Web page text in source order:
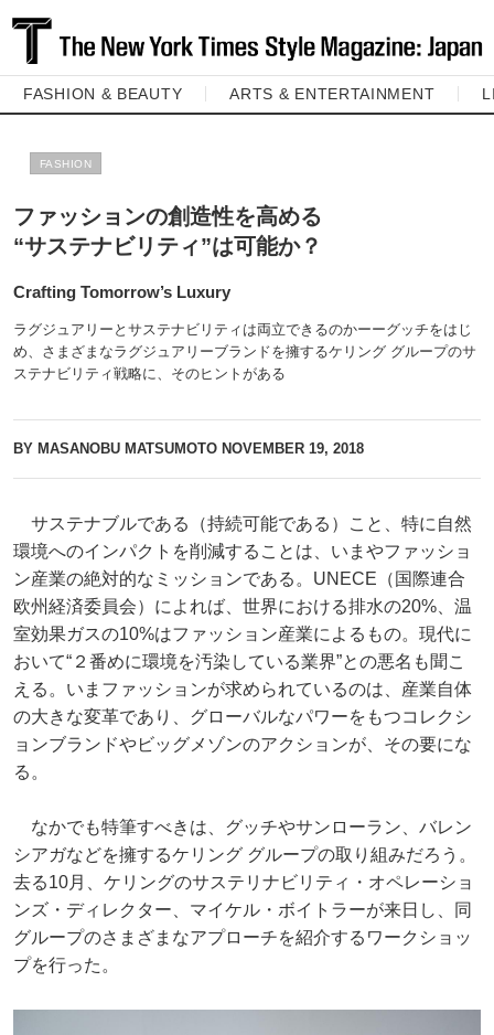
FASHION & BEAUTY ARTS & ENTERTAINMENT
FASHION
ファッションの創造性を高める
“サステナビリティ”は可能か？
Crafting Tomorrow’s Luxury
ラグジュアリーとサステナビリティは両立できるのかーーグッチをはじ
め、さまざまなラグジュアリーブランドを擁するケリング グループのサ
ステナビリティ戦略に、そのヒントがある
BY MASANOBU MATSUMOTO NOVEMBER 19, 2018
サステナブルである（持続可能である）こと、特に自然
環境へのインパクトを削減することは、いまやファッショ
ン産業の絶対的なミッションである。UNECE（国際連合
欧州経済委員会）によれば、世界における排水の20%、温
室効果ガスの10%はファッション産業によるもの。現代に
おいて“２番めに環境を汚染している業界”との悪名も聞こ
える。いまファッションが求められているのは、産業自体
の大きな変革であり、グローバルなパワーをもつコレクシ
ョンブランドやビッグメゾンのアクションが、その要にな
る。
なかでも特筆すべきは、グッチやサンローラン、バレン
シアガなどを擁するケリング グループの取り組みだろう。
去る10月、ケリングのサステリナビリティ・オペレーショ
ンズ・ディレクター、マイケル・ボイトラーが来日し、同
グループのさまざまなアプローチを紹介するワークショッ
プを行った。